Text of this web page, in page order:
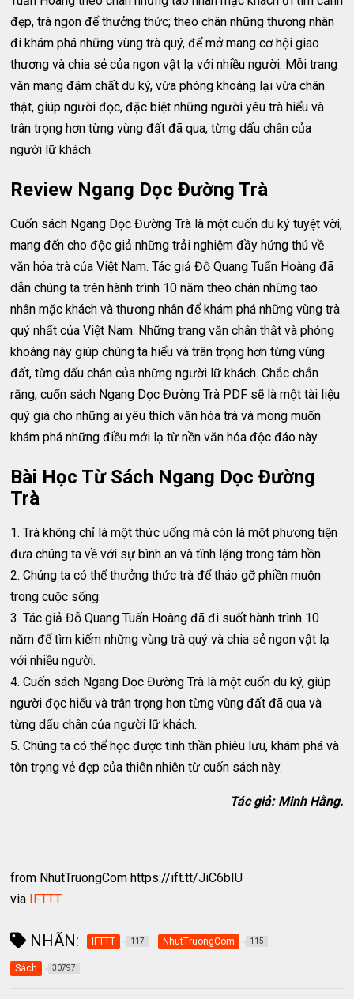
đẹp, trà ngon để thưởng thức; theo chân những thương nhân
đi khám phá những vùng trà quý, để mở mang cơ hội giao
thương và chia sẻ của ngon vật lạ với nhiều người. Mỗi trang
văn mang đậm chất du ký, vừa phóng khoáng lại vừa chân
thật, giúp người đọc, đặc biệt những người yêu trà hiểu và
trân trọng hơn từng vùng đất đã qua, từng dấu chân của
người lữ khách.
Review Ngang Dọc Đường Trà
Cuốn sách Ngang Dọc Đường Trà là một cuốn du ký tuyệt vời,
mang đến cho độc giả những trải nghiệm đầy hứng thú về
văn hóa trà của Việt Nam. Tác giả Đỗ Quang Tuấn Hoàng đã
dẫn chúng ta trên hành trình 10 năm theo chân những tao
nhân mặc khách và thương nhân để khám phá những vùng trà
quý nhất của Việt Nam. Những trang văn chân thật và phóng
khoáng này giúp chúng ta hiểu và trân trọng hơn từng vùng
đất, từng dấu chân của những người lữ khách. Chắc chắn
rằng, cuốn sách Ngang Dọc Đường Trà PDF sẽ là một tài liệu
quý giá cho những ai yêu thích văn hóa trà và mong muốn
khám phá những điều mới lạ từ nền văn hóa độc đáo này.
Bài Học Từ Sách Ngang Dọc Đường
Trà
1. Trà không chỉ là một thức uống mà còn là một phương tiện
đưa chúng ta về với sự bình an và tĩnh lặng trong tâm hồn.
2. Chúng ta có thể thưởng thức trà để tháo gỡ phiền muộn
trong cuộc sống.
3. Tác giả Đỗ Quang Tuấn Hoàng đã đi suốt hành trình 10
năm để tìm kiếm những vùng trà quý và chia sẻ ngon vật lạ
với nhiều người.
4. Cuốn sách Ngang Dọc Đường Trà là một cuốn du ký, giúp
người đọc hiểu và trân trọng hơn từng vùng đất đã qua và
từng dấu chân của người lữ khách.
5. Chúng ta có thể học được tinh thần phiêu lưu, khám phá và
tôn trọng vẻ đẹp của thiên nhiên từ cuốn sách này.
Tác giả: Minh Hằng.
from NhutTruongCom https://ift.tt/JiC6bIU
via IFTTT
NHÃN: IFTTT 117 NhutTruongCom 115
Sách 30797